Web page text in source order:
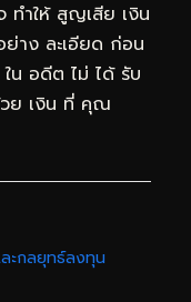
ทำให้ สูญเสีย เงิน
าง ละเอียด ก่อน
น อดีต ไม่ ได้ รับ
ย เงิน ที่ คุณ
ละกลยุทธ์ลงทุน